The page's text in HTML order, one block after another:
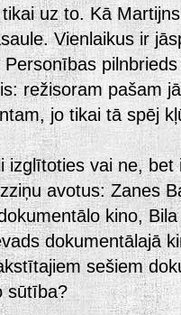
uz to. Kā
Vienlaikus ir
režisoram pašam
jo tikai tā spēj
izglītoties vai ne,
avotus: Zanes
kino,
dokumentālajā
sešiem
sūtība?